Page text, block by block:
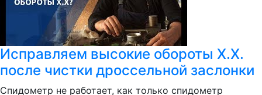
Исправляем высокие обороты Х.Х.
после чистки дроссельной заслонки
Спидометр не работает, как только спидометр